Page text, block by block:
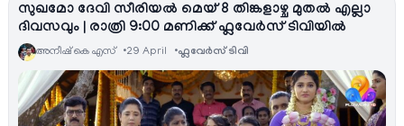
സുഖമോ ദേവി സീരിയല്‍ മെയ് 8 തിങ്കളാഴ്ച മുതൽ എല്ലാ
ദിവസവും | രാത്രി 9:00 മണിക്ക് ഫ്ലവേര്‍സ് ടിവിയില്‍
അനീഷ്‌ കെ എസ് 29 April ഫ്ലവേര്‍സ് ടിവി